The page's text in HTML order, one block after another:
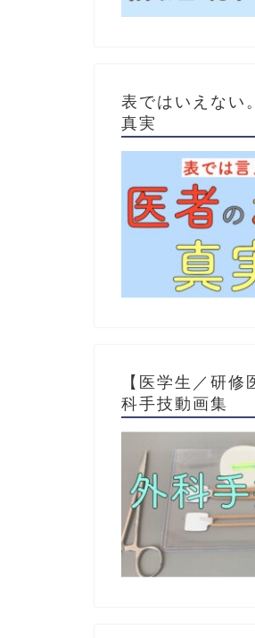
表ではいえない
真実
【医学生／研
科手技動画集